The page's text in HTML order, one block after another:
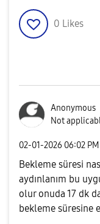
0 Likes
Anonymous
Not
‎02-01-2026 06:02 PM
Bekleme süresi
aydınlanım bu
olur onuda 17 dk
bekleme süresine